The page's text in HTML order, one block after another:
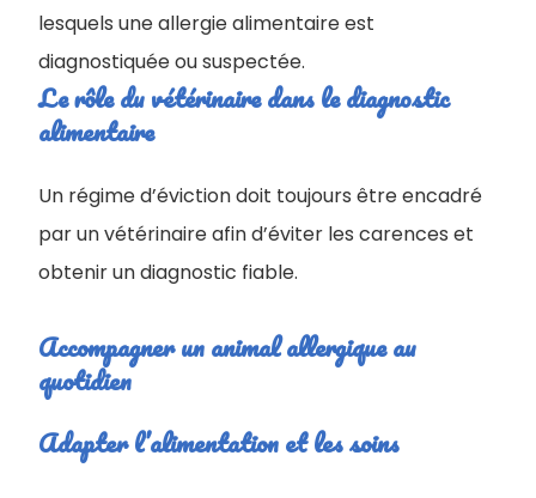
lesquels une allergie alimentaire est
diagnostiquée ou suspectée.
Le rôle du vétérinaire dans le diagnostic
alimentaire
Un régime d’éviction doit toujours être encadré
par un vétérinaire afin d’éviter les carences et
obtenir un diagnostic fiable.
Accompagner un animal allergique au
quotidien
Adapter l’alimentation et les soins